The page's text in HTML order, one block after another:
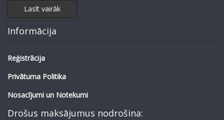
Lasīt vairāk
Informācija
Reģistrācija
Privātuma Politika
Nosacījumi un Notekumi
Drošus maksājumus nodrošina: